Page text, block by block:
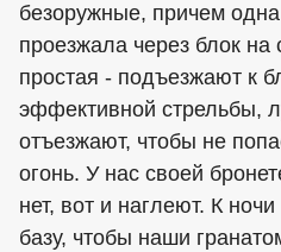
безоружные, причем
проезжала через блок
простая - подъезжают к
эффективной стрельбы,
отъезжают, чтобы не
огонь. У нас своей
нет, вот и наглеют. К
базу, чтобы наши